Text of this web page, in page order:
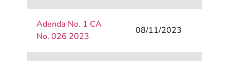
Adenda No. 1 CA
No. 026 2023
08/11/2023